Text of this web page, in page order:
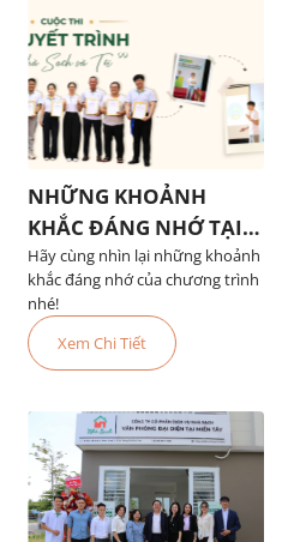
tiên phong […]
Hãy cùng nhìn lại những khoảnh
khắc đáng nhớ của chương trình
nhé!
NHỮNG KHOẢNH
KHẮC ĐÁNG NHỚ TẠI
CUỘC THI THUYẾT
TRÌNH “NHÀ SẠCH VÀ
TÔI”
Xem Chi Tiết